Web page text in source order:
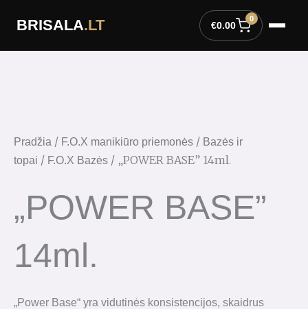
BRISALA.LT €0.00
0
Pradžia / F.O.X manikiūro priemonės / Bazės ir
topai / F.O.X Bazės / „POWER BASE” 14ml.
„POWER BASE”
14ml.
„Power Base“ yra vidutinės konsistencijos, skaidrus